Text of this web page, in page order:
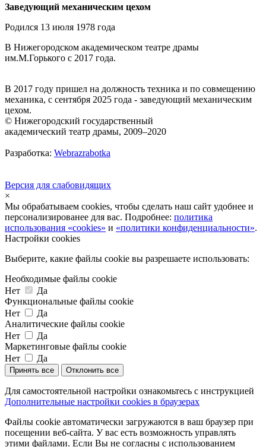
Заведующий механическим цехом
Родился 13 июля 1978 года
В Нижегородском академическом театре драмы
им.М.Горького с 2017 года.
В 2017 году пришел на должность техника и по совмещению
механика, с сентября 2025 года - заведующий механическим
цехом.
© Нижегородский государственный
академический театр драмы, 2009–2020
Разработка: Webrazrabotka
Версия для слабовидящих
×
Мы обрабатываем cookies, чтобы сделать наш сайт удобнее и
персонализированее для вас. Подробнее: политика
использования «cookies» и «политики конфиденциальности».
Настройки cookies
Выберите, какие файлы cookie вы разрешаете использовать:
Необходимые файлы cookie
Нет
Да
Функциональные файлы cookie
Нет
Да
Аналитические файлы cookie
Нет
Да
Маркетинговые файлы cookie
Нет
Да
Принять все Отклонить все
Для самостоятельной настройки ознакомьтесь с инструкцией
Дополнительные настройки cookies в браузерах
Файлы cookie автоматически загружаются в ваш браузер при
посещении веб-сайта. У вас есть возможность управлять
этими файлами. Если Вы не согласны с использованием